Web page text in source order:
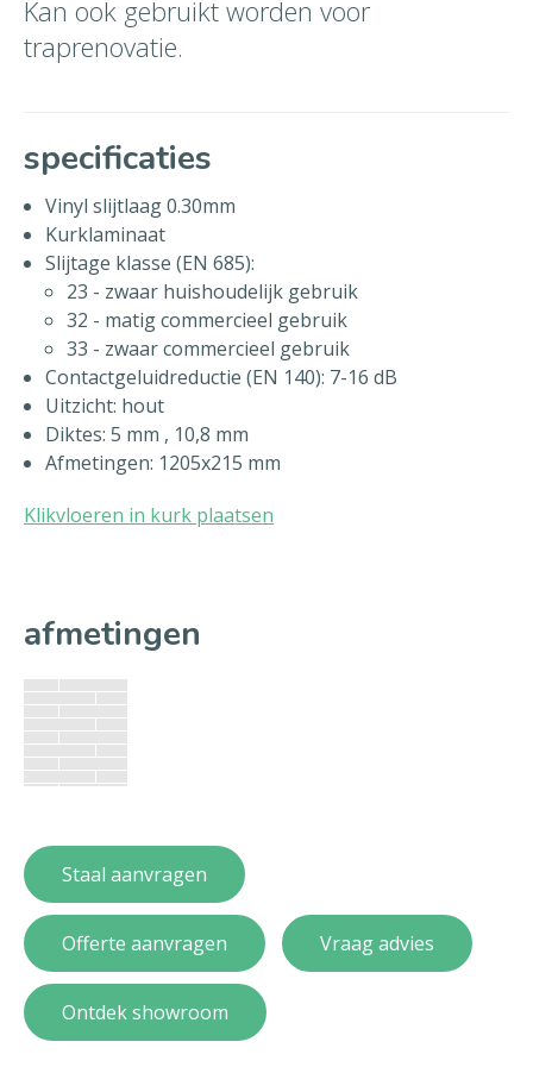
Kan ook gebruikt worden voor
traprenovatie.
specificaties
Vinyl slijtlaag 0.30mm
Kurklaminaat
Slijtage klasse (EN 685):
23 - zwaar huishoudelijk gebruik
32 - matig commercieel gebruik
33 - zwaar commercieel gebruik
Contactgeluidreductie (EN 140): 7-16 dB
Uitzicht: hout
Diktes: 5 mm , 10,8 mm
Afmetingen: 1205x215 mm
Klikvloeren in kurk plaatsen
afmetingen
Staal aanvragen
Offerte aanvragen Vraag advies
Ontdek showroom